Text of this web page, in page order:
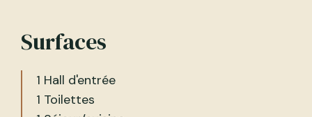
Surfaces
1 Hall d'entrée
1 Toilettes